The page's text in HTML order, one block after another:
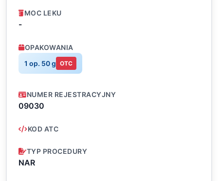
MOC LEKU
-
OPAKOWANIA
1 op. 50 g OTC
NUMER REJESTRACYJNY
09030
KOD ATC
TYP PROCEDURY
NAR